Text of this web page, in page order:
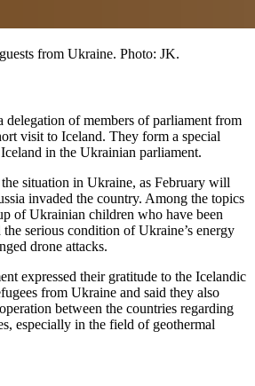
delegation of members of parliament from
visit to Iceland. They form a special
situation in Ukraine, as February will
invaded the country. Among the topics
of Ukrainian children who have been
serious condition of Ukraine’s energy
expressed their gratitude to the Icelandic
from Ukraine and said they also
between the countries regarding
especially in the field of geothermal